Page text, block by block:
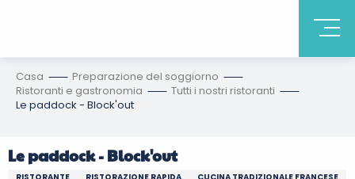
Casa
Preparazione del soggiorno
Ristoranti e gastronomia
Tutti i nostri ristoranti
Le paddock - Block'out
Le paddock - Block'out